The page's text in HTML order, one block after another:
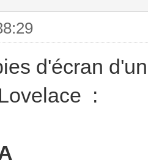
d'écran
: